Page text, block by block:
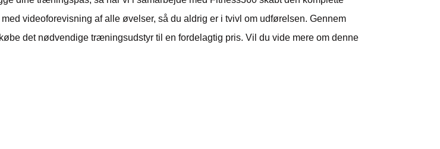
videoforevisning af alle øvelser, så du aldrig er i tvivl om udførelsen. Gennem
det nødvendige træningsudstyr til en fordelagtig pris. Vil du vide mere om denne